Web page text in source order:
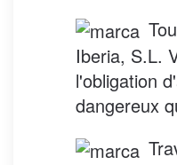
Iberia, S.L.
l'obligation
dangereux